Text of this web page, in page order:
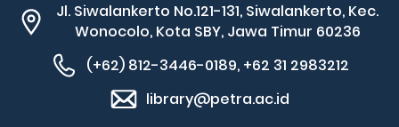
Jl. Siwalankerto No.121-131, Siwalankerto, Kec.
Wonocolo, Kota SBY, Jawa Timur 60236
(+62) 812-3446-0189, +62 31 2983212
library@petra.ac.id